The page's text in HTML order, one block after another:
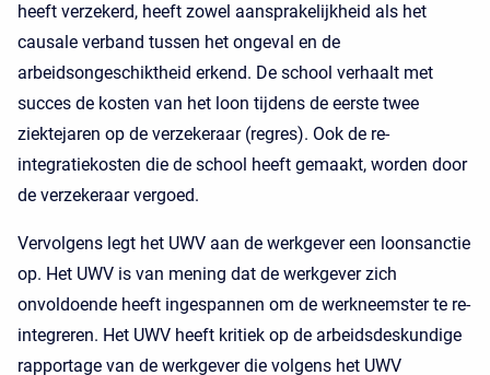
heeft verzekerd, heeft zowel aansprakelijkheid als het
causale verband tussen het ongeval en de
arbeidsongeschiktheid erkend. De school verhaalt met
succes de kosten van het loon tijdens de eerste twee
ziektejaren op de verzekeraar (regres). Ook de re-
integratiekosten die de school heeft gemaakt, worden door
de verzekeraar vergoed.
Vervolgens legt het UWV aan de werkgever een loonsanctie
op. Het UWV is van mening dat de werkgever zich
onvoldoende heeft ingespannen om de werkneemster te re-
integreren. Het UWV heeft kritiek op de arbeidsdeskundige
rapportage van de werkgever die volgens het UWV